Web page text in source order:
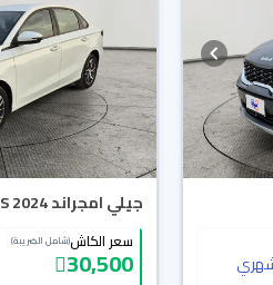
جيلي امجراند GS 2024
سعر الكاش(شامل الضريبة)
30,500